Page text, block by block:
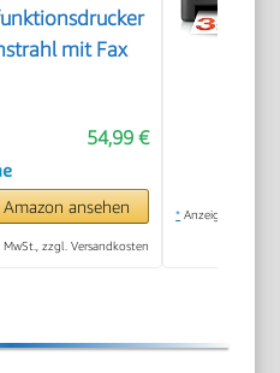
mit Fax
54,99 €
Amazon ansehen
MwSt., zzgl. Versandkosten
* Anzeige